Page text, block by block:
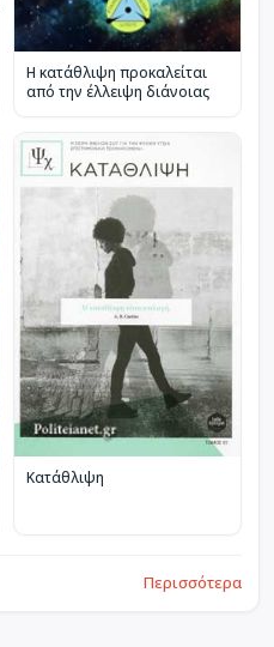
Η κατάθλιψη προκαλείται
από την έλλειψη διάνοιας
Κατάθλιψη
Περισσότερα